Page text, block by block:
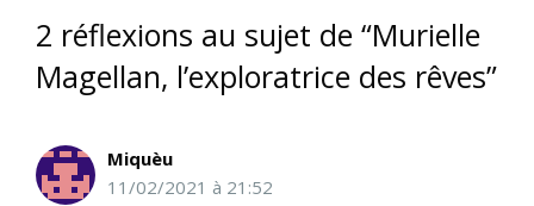
2 réflexions au sujet de “Murielle
Magellan, l’exploratrice des rêves”
Miquèu
11/02/2021 à 21:52